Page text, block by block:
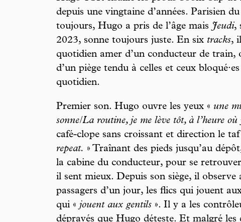
depuis une vingtaine d’années. Parisien
toujours, Hugo a pris de l’âge maisJeudi,
2023, sonne toujours juste. En six tracks,
quotidien amer d’un conducteur de train,
d’un piège tendu à celles et ceux
quotidien.
Premier son. Hugo ouvre les yeux « une
sonne/La routine, je me lève tôt, à l’heure où
café-clope sans croissant et direction le taf
repeat. » Traînant des pieds jusqu’au
la cabine du conducteur, pour se
il sent mieux. Depuis son siège, il observe
passagers d’un jour, les flics qui jouent
qui « jouent aux gentils ». Il y a les
dépravés que Hugo déteste. Et malgré